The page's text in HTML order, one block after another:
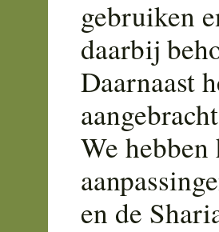
gebruiken
daarbij
Daarnaast
We hebben
en de